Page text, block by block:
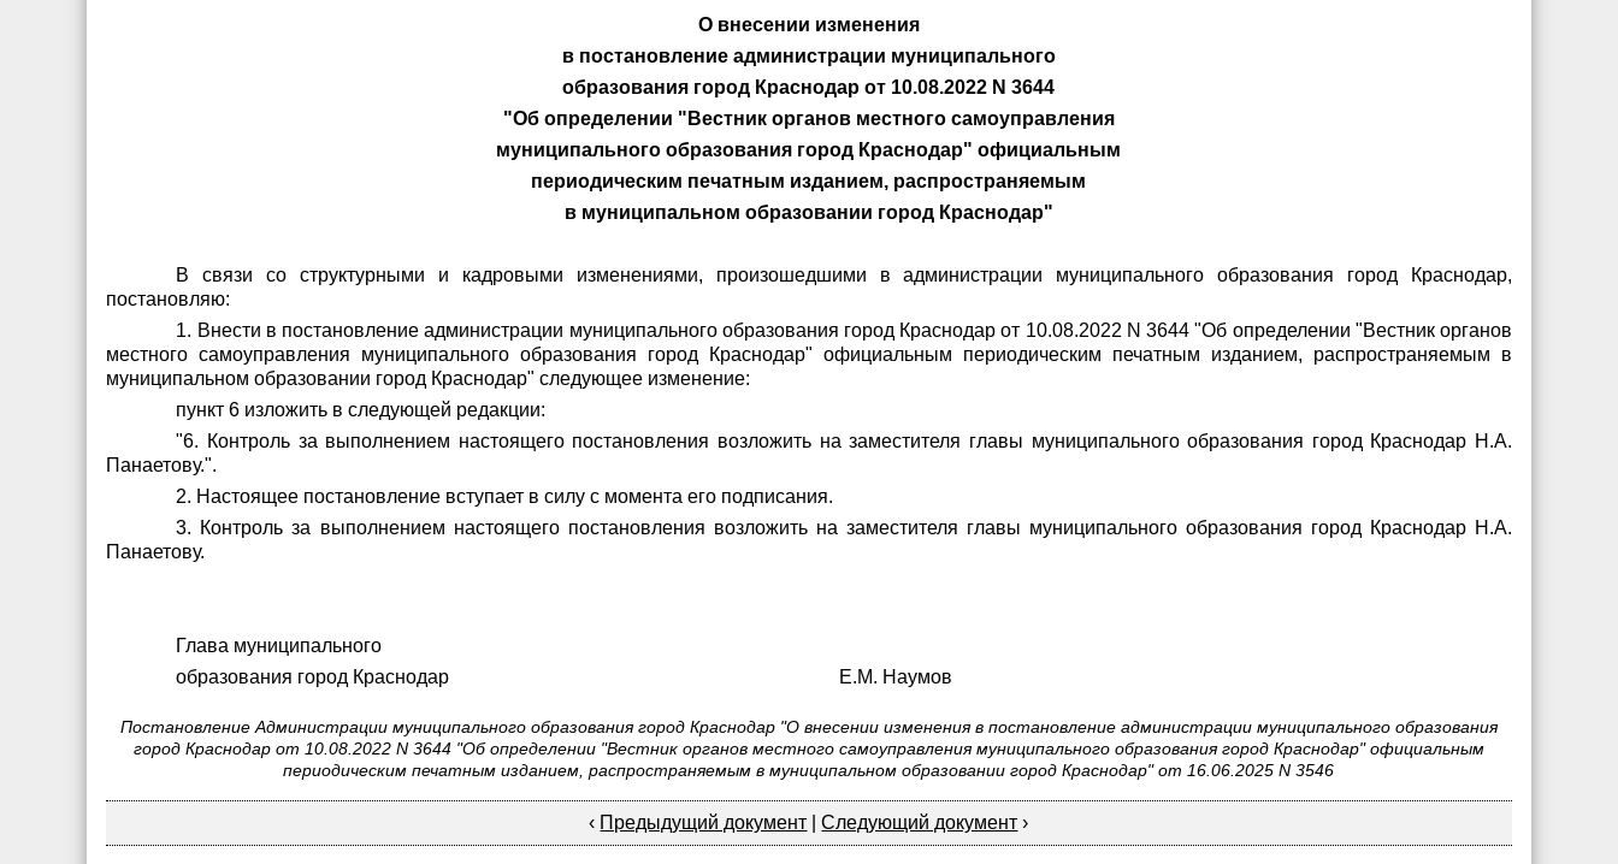
О внесении изменения
в постановление администрации муниципального
образования город Краснодар от 10.08.2022 N 3644
"Об определении "Вестник органов местного самоуправления
муниципального образования город Краснодар" официальным
периодическим печатным изданием, распространяемым
в муниципальном образовании город Краснодар"
В связи со структурными и кадровыми изменениями, произошедшими в администрации муниципального образования город Краснодар,
постановляю:
1. Внести в постановление администрации муниципального образования город Краснодар от 10.08.2022 N 3644 "Об определении "Вестник органов
местного самоуправления муниципального образования город Краснодар" официальным периодическим печатным изданием, распространяемым в
муниципальном образовании город Краснодар" следующее изменение:
пункт 6 изложить в следующей редакции:
"6. Контроль за выполнением настоящего постановления возложить на заместителя главы муниципального образования город Краснодар Н.А.
Панаетову.".
2. Настоящее постановление вступает в силу с момента его подписания.
3. Контроль за выполнением настоящего постановления возложить на заместителя главы муниципального образования город Краснодар Н.А.
Панаетову.
Глава муниципального
образования город Краснодар Е.М. Наумов
Постановление Администрации муниципального образования город Краснодар "О внесении изменения в постановление администрации муниципального образования
город Краснодар от 10.08.2022 N 3644 "Об определении "Вестник органов местного самоуправления муниципального образования город Краснодар" официальным
периодическим печатным изданием, распространяемым в муниципальном образовании город Краснодар" от 16.06.2025 N 3546
‹ Предыдущий документ |Следующий документ ›